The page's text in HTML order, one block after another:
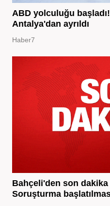
ABD yolculuğu
Antalya'dan ayrıldı
Haber7
Bahçeli'den son dakika
Soruşturma